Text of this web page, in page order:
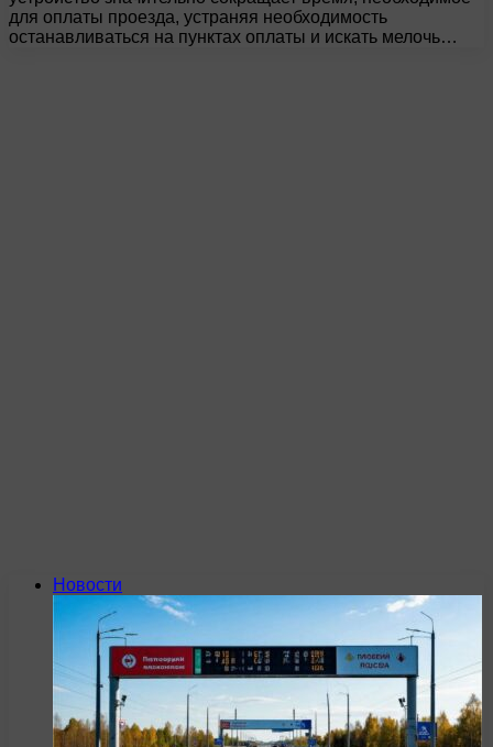
для оплаты проезда, устраняя необходимость
останавливаться на пунктах оплаты и искать мелочь…
Новости